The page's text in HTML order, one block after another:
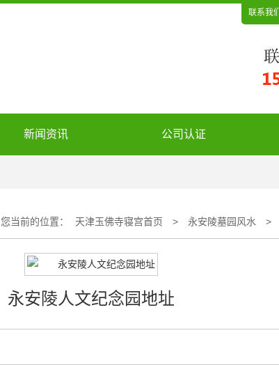
联系我们
新闻资讯 公司认证
您当前的位置： 天津玉佛寺寝宫首页 > 永安陵墓园风水 >
永安陵人文纪念园地址